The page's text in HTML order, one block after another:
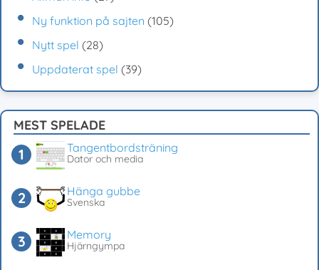
Ny funktion på sajten (105)
Nytt spel (28)
Uppdaterat spel (39)
MEST SPELADE
Tangentbordsträning
Dator och media
Hänga gubbe
Svenska
Memory
Hjärngympa